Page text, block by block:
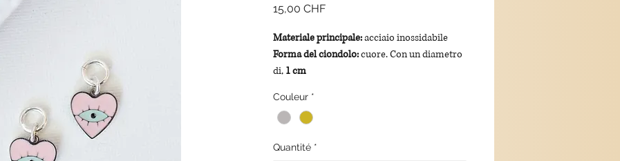
15,00 CHFPrix
Materiale principale:acciaio inossidabile
Forma del ciondolo:cuore. Con un diametro
di, 1 cm
Dimensioni totali del ciondolo:
1.7 cm
925/placcato oro.
Couleur *
Quantité *